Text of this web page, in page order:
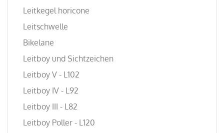
Leitkegel horicone
Leitschwelle
Bikelane
Leitboy und Sichtzeichen
Leitboy V - L102
Leitboy IV - L92
Leitboy III - L82
Leitboy Poller - L120